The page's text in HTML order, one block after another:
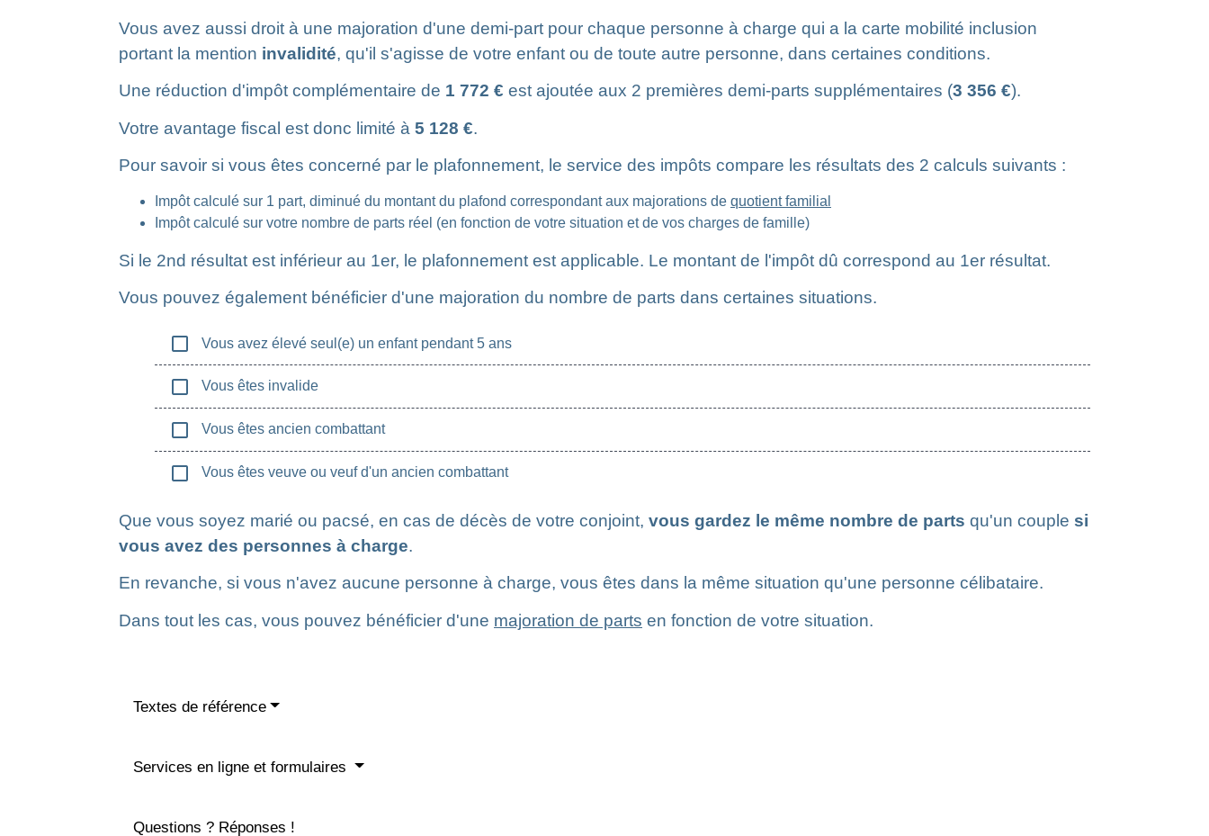
Vous avez aussi droit à une majoration d'une demi-part pour chaque personne à charge qui a la carte mobilité inclusion
portant la mention invalidité, qu'il s'agisse de votre enfant ou de toute autre personne, dans certaines conditions.
Une réduction d'impôt complémentaire de 1 772 € est ajoutée aux 2 premières demi-parts supplémentaires (3 356 €).
Votre avantage fiscal est donc limité à 5 128 €.
Pour savoir si vous êtes concerné par le plafonnement, le service des impôts compare les résultats des 2 calculs suivants :
Impôt calculé sur 1 part, diminué du montant du plafond correspondant aux majorations de quotient familial
Impôt calculé sur votre nombre de parts réel (en fonction de votre situation et de vos charges de famille)
Si le 2nd résultat est inférieur au 1er, le plafonnement est applicable. Le montant de l'impôt dû correspond au 1er résultat.
Vous pouvez également bénéficier d'une majoration du nombre de parts dans certaines situations.
check_box_outline_blank Vous avez élevé seul(e) un enfant pendant 5 ans
check_box_outline_blank Vous êtes invalide
check_box_outline_blank Vous êtes ancien combattant
check_box_outline_blank Vous êtes veuve ou veuf d'un ancien combattant
Que vous soyez marié ou pacsé, en cas de décès de votre conjoint, vous gardez le même nombre de parts qu'un couple si
vous avez des personnes à charge.
En revanche, si vous n'avez aucune personne à charge, vous êtes dans la même situation qu'une personne célibataire.
Dans tout les cas, vous pouvez bénéficier d'une majoration de parts en fonction de votre situation.
Textes de référence
Services en ligne et formulaires
Questions ? Réponses !